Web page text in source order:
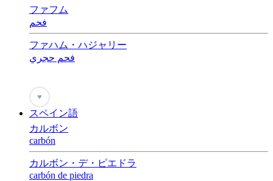
ファフム
فحم
ファハム・ハジャリー
فحم حجري
♥
スペイン語
カルボン
carbón
カルボン・デ・ピエドラ
carbón de piedra